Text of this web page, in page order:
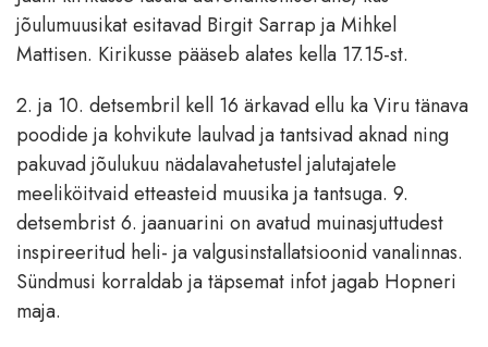
jõulumuusikat esitavad Birgit Sarrap ja Mihkel
Mattisen. Kirikusse pääseb alates kella 17.15-st.
2. ja 10. detsembril kell 16 ärkavad ellu ka Viru tänava
poodide ja kohvikute laulvad ja tantsivad aknad ning
pakuvad jõulukuu nädalavahetustel jalutajatele
meeliköitvaid etteasteid muusika ja tantsuga. 9.
detsembrist 6. jaanuarini on avatud muinasjuttudest
inspireeritud heli- ja valgusinstallatsioonid vanalinnas.
Sündmusi korraldab ja täpsemat infot jagab Hopneri
maja.